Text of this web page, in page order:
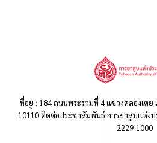
ที่อยู่ : 184 ถนนพระรามที่ 4 แขวงคลองเตย
10110 ติดต่อประชาสัมพันธ์ การยาสูบแห่งป
2229-1000